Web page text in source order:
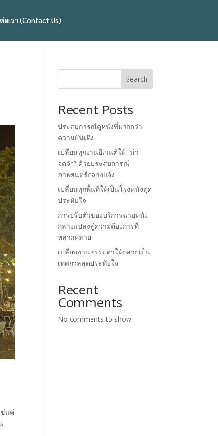
อเรา (Contact Us)
ช่แค่
Search
Recent Posts
ประสบการณ์ดูหนังที่มากกว่า
ความบันเทิง
เปลี่ยนทุกงานอีเวนต์ให้ “น่า
จดจำ” ด้วยประสบการณ์
ภาพยนตร์กลางแจ้ง
เปลี่ยนทุกพื้นที่ให้เป็นโรงหนังสุด
ประทับใจ
การปรับตัวของบริการฉายหนัง
กลางแปลงสู่ความต้องการที่
หลากหลาย
เปลี่ยนงานธรรมดาให้กลายเป็น
เทศกาลสุดประทับใจ
Recent
Comments
No comments to show.